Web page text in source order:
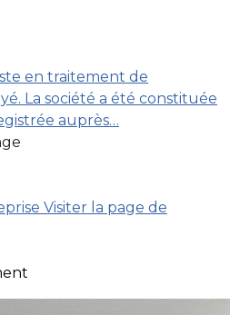
en traitement de
La société a été constituée
auprès…
Visiter la page de